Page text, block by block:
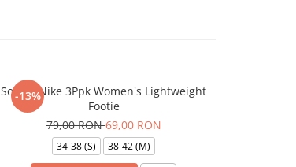
-13%
Sosete Nike 3Ppk Women's Lightweight
Footie
79,00 RON69,00 RON
34-38 (S) 38-42 (M)